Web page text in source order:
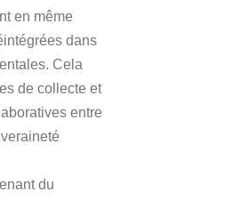
en même
dans
Cela
de collecte et
entre
du